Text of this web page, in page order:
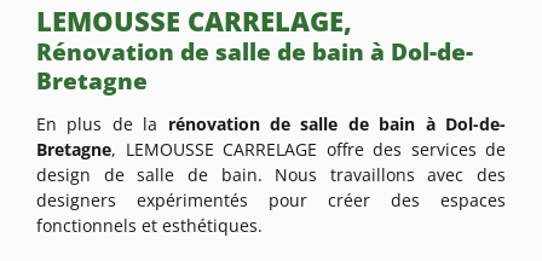
LEMOUSSE CARRELAGE,
Rénovation de salle de bain à Dol-de-
Bretagne
En plus de la rénovation de salle de bain à Dol-de-
Bretagne, LEMOUSSE CARRELAGE offre des services de
design de salle de bain. Nous travaillons avec des
designers expérimentés pour créer des espaces
fonctionnels et esthétiques.